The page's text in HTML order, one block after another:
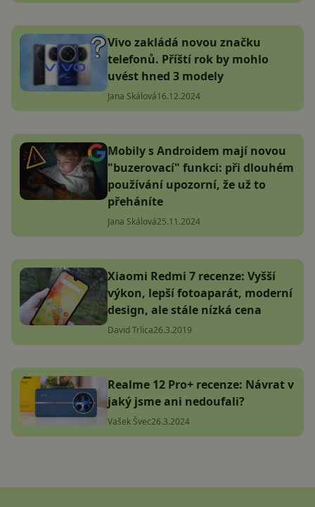
Vivo zakládá novou značku
telefonů. Příští rok by mohlo
uvést hned 3 modely
Jana Skálová16.12.2024
Mobily s Androidem mají novou
"buzerovací" funkci: při dlouhém
používání upozorní, že už to
přeháníte
Jana Skálová25.11.2024
Xiaomi Redmi 7 recenze: Vyšší
výkon, lepší fotoaparát, moderní
design, ale stále nízká cena
David Trlica26.3.2019
Realme 12 Pro+ recenze: Návrat v
jaký jsme ani nedoufali?
Vašek Švec26.3.2024